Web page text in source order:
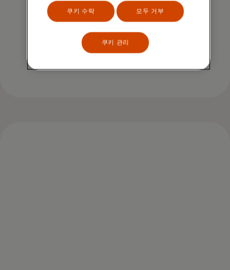
사람들과 중소기업이 기후 변화의 영향에
대한 복원력을 강화할 수 있도록 지원하고
쿠키 수락 모두 거부
쿠키 관리